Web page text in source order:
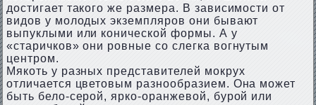
достигает такого же размера. В зависимости от
видов у молодых экземпляров они бывают
выпуклыми или конической формы. А у
«старичков» они ровные со слегка вогнутым
центром.
Мякоть у разных представителей мокрух
отличается цветовым разнообразием. Она может
быть бело-серой, ярко-оранжевой, бурой или